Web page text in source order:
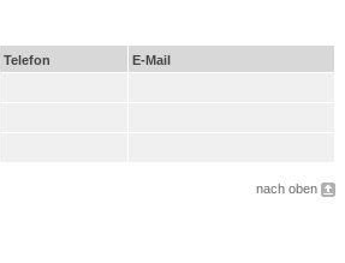
Telefon E-Mail
nach oben